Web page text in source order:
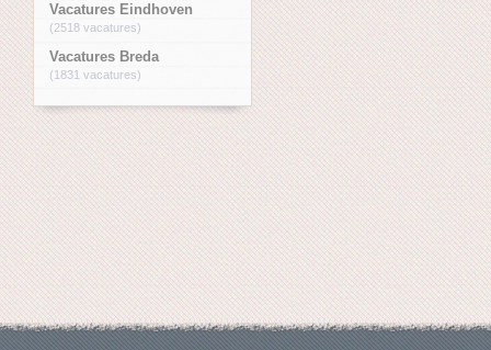
Vacatures Eindhoven
(2518 vacatures)
Vacatures Breda
(1831 vacatures)